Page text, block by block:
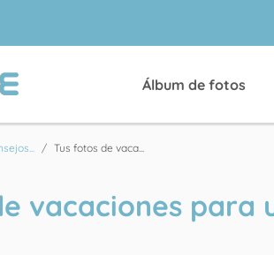
Álbum de fotos
Tus fotos de vaca...
vacaciones para